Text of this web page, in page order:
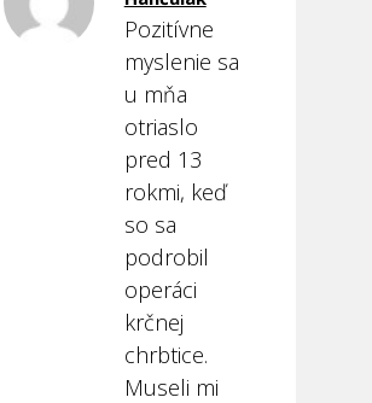
Pozitívne
myslenie sa
u mňa
otriaslo
pred 13
rokmi, keď
so sa
podrobil
operáci
krčnej
chrbtice.
Museli mi